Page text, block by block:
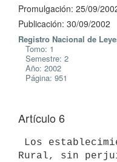
Promulgación: 25/09/
Publicación: 30/09/2002
Registro Nacional de
Tomo: 1
Semestre: 2
Año: 2002
Página: 951
Artículo 6
Rural, sin